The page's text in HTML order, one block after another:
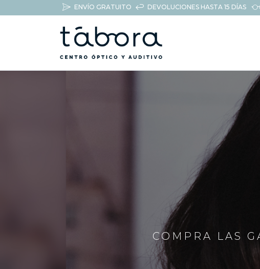
ENVÍO GRATUITO DEVOLUCIONES HASTA 15 DÍAS
COMPRA LAS